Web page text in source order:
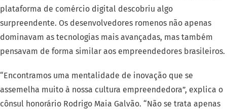
plataforma de comércio digital descobriu algo
surpreendente. Os desenvolvedores romenos não apenas
dominavam as tecnologias mais avançadas, mas também
pensavam de forma similar aos empreendedores brasileiros.
“Encontramos uma mentalidade de inovação que se
assemelha muito à nossa cultura empreendedora”, explica o
cônsul honorário Rodrigo Maia Galvão. “Não se trata apenas